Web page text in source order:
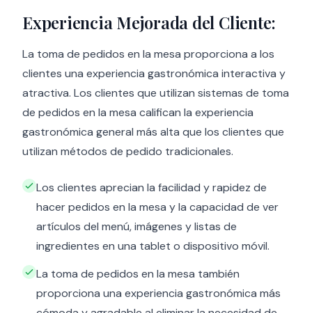
Experiencia Mejorada del Cliente:
La toma de pedidos en la mesa proporciona a los
clientes una experiencia gastronómica interactiva y
atractiva. Los clientes que utilizan sistemas de toma
de pedidos en la mesa califican la experiencia
gastronómica general más alta que los clientes que
utilizan métodos de pedido tradicionales.
Los clientes aprecian la facilidad y rapidez de
hacer pedidos en la mesa y la capacidad de ver
artículos del menú, imágenes y listas de
ingredientes en una tablet o dispositivo móvil.
La toma de pedidos en la mesa también
proporciona una experiencia gastronómica más